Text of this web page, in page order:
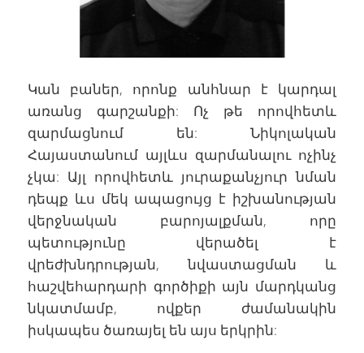
Կան բաներ, որոնք անհնար է կարդալ
առանց գարշանքի: Ոչ թե որովհետև
զարմացնում են: Նիկոլական
Հայաստանում այլևս զարմանալու ոչինչ
չկա: Այլ որովհետև յուրաքանչյուր նման
դեպք ևս մեկ ապացույց է իշխանության
վերջնական բարոյալքման, որը
պետությունը վերածել է
վրեժխնդրության, նվաստացման և
հաշվեհարդարի գործիքի այն մարդկանց
նկատմամբ, ովքեր ժամանակին
իսկապես ծառայել են այս երկրին: